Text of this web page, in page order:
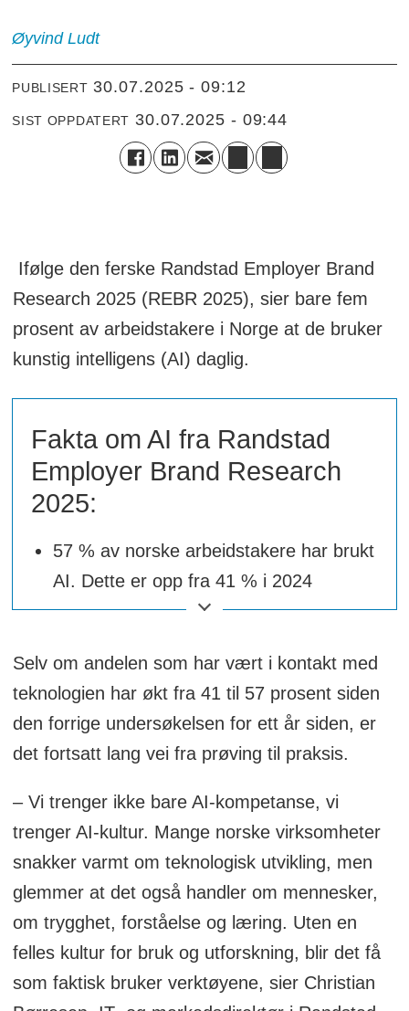
Øyvind Ludt
PUBLISERT 30.07.2025 - 09:12
SIST OPPDATERT 30.07.2025 - 09:44
Ifølge den ferske Randstad Employer Brand
Research 2025 (REBR 2025), sier bare fem
prosent av arbeidstakere i Norge at de bruker
kunstig intelligens (AI) daglig.
Fakta om AI fra Randstad
Employer Brand Research
2025:
57 % av norske arbeidstakere har brukt
AI. Dette er opp fra 41 % i 2024
92 % av digitale spesialister tror AI vil
påvirke hverdagen deres
26 % av operasjonelle ansatte tror ikke
AI vil påvirke dem i det hele tatt
46 % av dem som allerede bruker AI
tror det vil gi høyere jobbtilfredshet
Bare 4 % frykter å miste jobben på
grunn av AI
Selv om andelen som har vært i kontakt med
teknologien har økt fra 41 til 57 prosent siden
den forrige undersøkelsen for ett år siden, er
det fortsatt lang vei fra prøving til praksis.
– Vi trenger ikke bare AI-kompetanse, vi
trenger AI-kultur. Mange norske virksomheter
snakker varmt om teknologisk utvikling, men
glemmer at det også handler om mennesker,
om trygghet, forståelse og læring. Uten en
felles kultur for bruk og utforskning, blir det få
som faktisk bruker verktøyene, sier Christian